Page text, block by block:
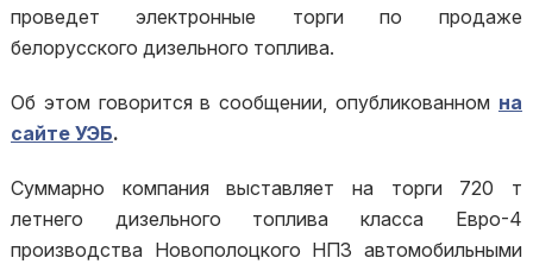
проведет электронные торги по продаже
белорусского дизельного топлива.
Об этом говорится в сообщении, опубликованном на
сайте УЭБ.
Суммарно компания выставляет на торги 720 т
летнего дизельного топлива класса Евро-4
производства Новополоцкого НПЗ автомобильными